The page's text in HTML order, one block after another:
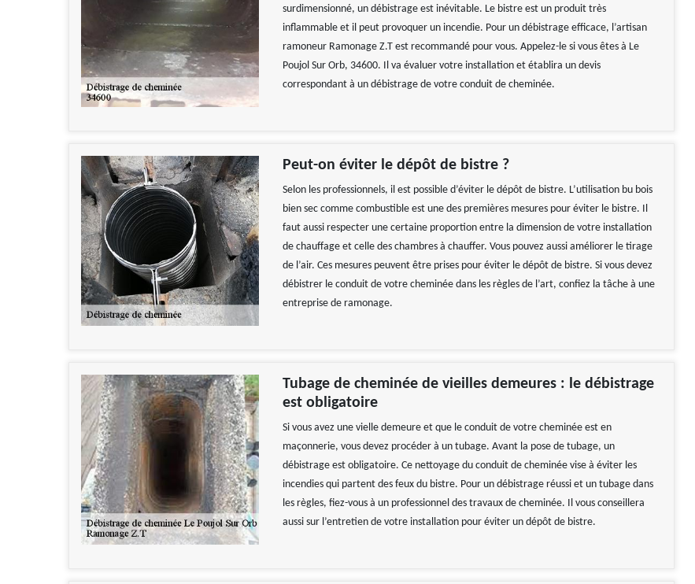
surdimensionné, un débistrage est inévitable. Le bistre est un produit très
inflammable et il peut provoquer un incendie. Pour un débistrage efficace, l’artisan
ramoneur Ramonage Z.T est recommandé pour vous. Appelez-le si vous êtes à Le
Poujol Sur Orb, 34600. Il va évaluer votre installation et établira un devis
correspondant à un débistrage de votre conduit de cheminée.
Peut-on éviter le dépôt de bistre ?
Selon les professionnels, il est possible d’éviter le dépôt de bistre. L’utilisation bu bois
bien sec comme combustible est une des premières mesures pour éviter le bistre. Il
faut aussi respecter une certaine proportion entre la dimension de votre installation
de chauffage et celle des chambres à chauffer. Vous pouvez aussi améliorer le tirage
de l’air. Ces mesures peuvent être prises pour éviter le dépôt de bistre. Si vous devez
débistrer le conduit de votre cheminée dans les règles de l’art, confiez la tâche à une
entreprise de ramonage.
Tubage de cheminée de vieilles demeures : le débistrage
est obligatoire
Si vous avez une vielle demeure et que le conduit de votre cheminée est en
maçonnerie, vous devez procéder à un tubage. Avant la pose de tubage, un
débistrage est obligatoire. Ce nettoyage du conduit de cheminée vise à éviter les
incendies qui partent des feux du bistre. Pour un débistrage réussi et un tubage dans
les règles, fiez-vous à un professionnel des travaux de cheminée. Il vous conseillera
aussi sur l’entretien de votre installation pour éviter un dépôt de bistre.